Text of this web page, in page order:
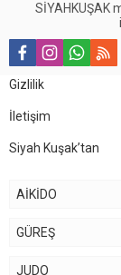
SİYAHKUŞAK
Gizlilik
İletişim
Siyah Kuşak’tan
AİKİDO
GÜREŞ
JUDO